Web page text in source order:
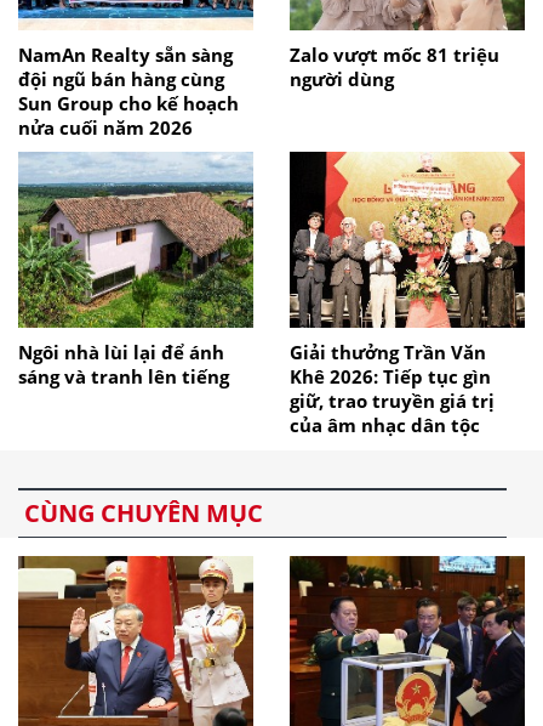
NamAn Realty sẵn sàng
đội ngũ bán hàng cùng
Sun Group cho kế hoạch
nửa cuối năm 2026
Zalo vượt mốc 81 triệu
người dùng
Ngôi nhà lùi lại để ánh
sáng và tranh lên tiếng
Giải thưởng Trần Văn
Khê 2026: Tiếp tục gìn
giữ, trao truyền giá trị
của âm nhạc dân tộc
CÙNG CHUYÊN MỤC